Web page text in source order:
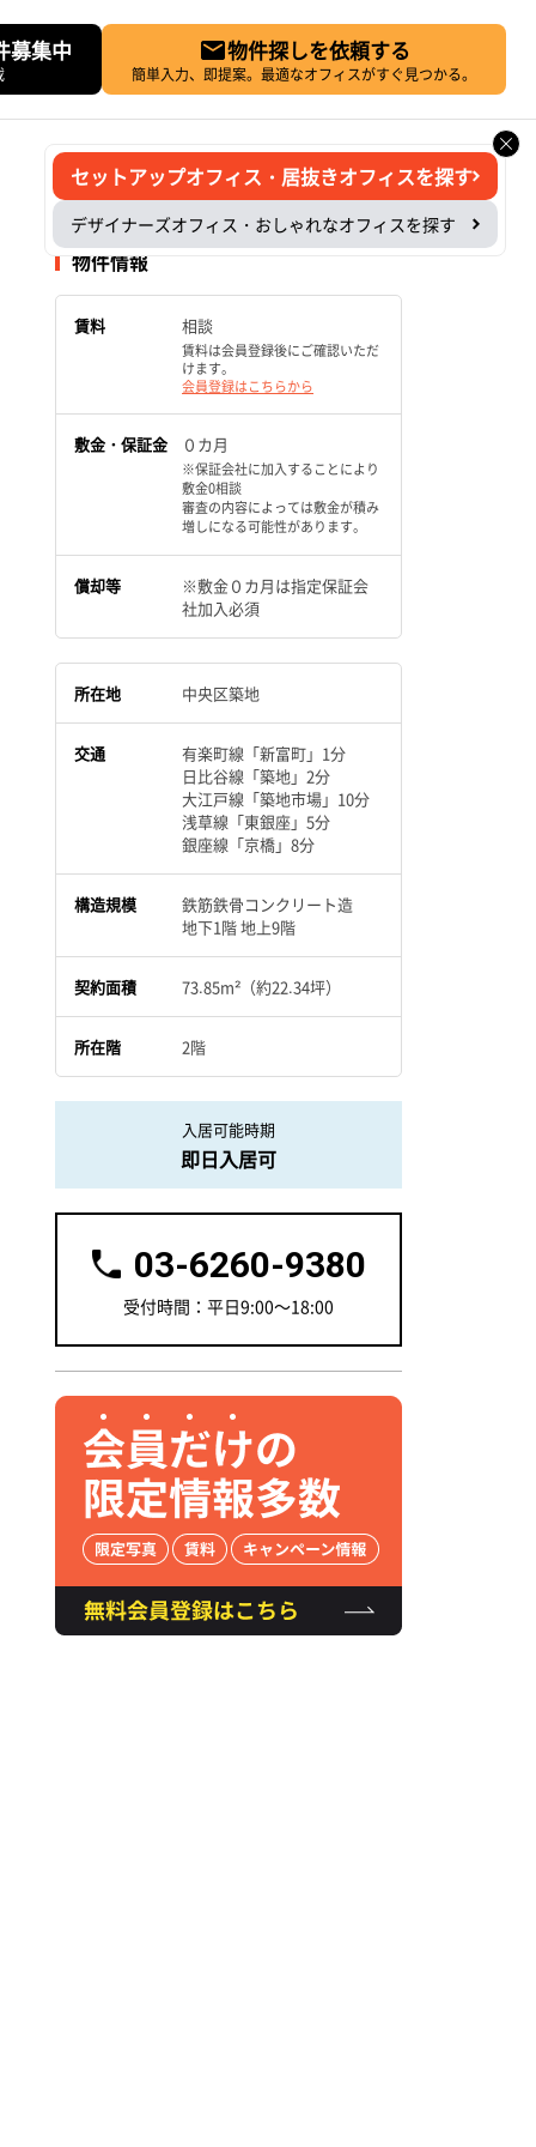
募集中 物件探しを依頼する
簡単入力、即提案。最適なオフィスがすぐ見つかる。
セットアップオフィス・居抜きオフィスを探す
デザイナーズオフィス・おしゃれなオフィスを探す
物件情報
賃料 相談
賃料は会員登録後にご確認いただ
けます。
会員登録はこちらから
敷金・保証金 ０カ月
※保証会社に加入することにより
敷金0相談
審査の内容によっては敷金が積み
増しになる可能性があります。
償却等
※敷金０カ月は指定保証会
社加入必須
所在地 中央区築地
交通
有楽町線「新富町」1分
日比谷線「築地」2分
大江戸線「築地市場」10分
浅草線「東銀座」5分
銀座線「京橋」8分
構造規模
鉄筋鉄骨コンクリート造
地下1階 地上9階
契約面積 73.85m²（約22.34坪）
所在階 2階
入居可能時期
即日入居可
03-6260-9380
受付時間：平日9:00～18:00